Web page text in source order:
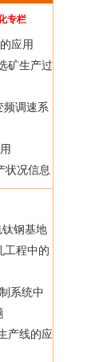
专栏
应用
矿生产过
频调速系
状况信息
钢基地
工程中的
系统中
产线的应